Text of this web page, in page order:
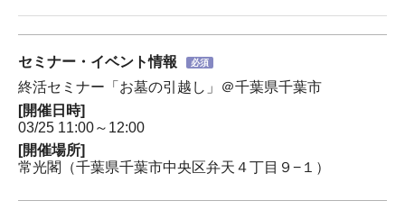
セミナー・イベント情報 必須
終活セミナー「お墓の引越し」＠千葉県千葉市
[開催日時]
03/25 11:00～12:00
[開催場所]
常光閣（千葉県千葉市中央区弁天４丁目９−１）